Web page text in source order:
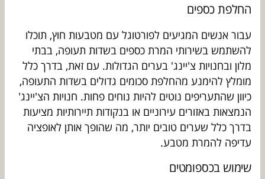
החלפת כספים
עבור אנשים המגיעים לפורטוגל עם מטבעות חוץ, תוכלו
להשתמש בשירותי המרת כספים בשדות תעופה, בבתי
מלון ובחנויות צ'יינג' בערים הגדולות. עם זאת, בדרך כלל
מומלץ להימנע מהחלפת סכומים גדולים בשדות התעופה,
כיוון שהתעריפים נוטים להיות נוחים פחות. חנויות הצ'יינג'
הנמצאות באזורים עירוניים או בנקודות תיירותיות מציעות
בדרך כלל שערים טובים יותר, מה שהופך אותן לאופציה
עדיפה להמרת מטבע.
שימוש בכספומטים